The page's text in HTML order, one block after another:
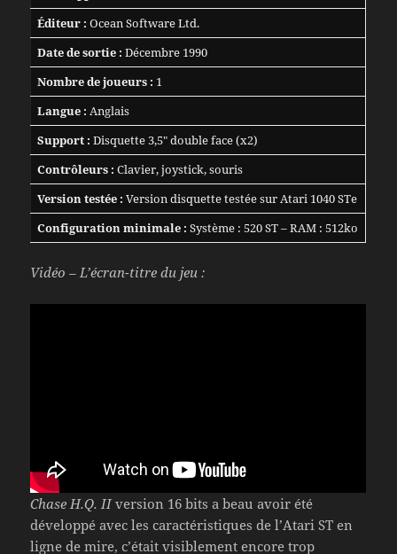
Éditeur : Ocean Software Ltd.
Date de sortie : Décembre 1990
Nombre de joueurs : 1
Langue : Anglais
Support : Disquette 3,5″ double face (x2)
Contrôleurs : Clavier, joystick, souris
Version testée : Version disquette testée sur Atari 1040 STe
Configuration minimale : Système : 520 ST – RAM : 512ko
Vidéo – L’écran-titre du jeu :
Chase H.Q. IIversion 16 bits a beau avoir été
développé avec les caractéristiques de l’Atari ST en
ligne de mire, c’était visiblement encore trop